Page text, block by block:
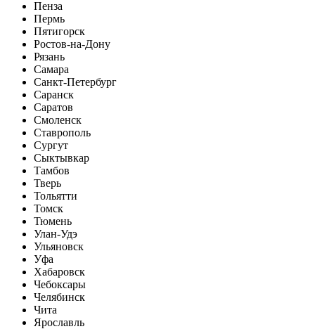
Пенза
Пермь
Пятигорск
Ростов-на-Дону
Рязань
Самара
Санкт-Петербург
Саранск
Саратов
Смоленск
Ставрополь
Сургут
Сыктывкар
Тамбов
Тверь
Тольятти
Томск
Тюмень
Улан-Удэ
Ульяновск
Уфа
Хабаровск
Чебоксары
Челябинск
Чита
Ярославль